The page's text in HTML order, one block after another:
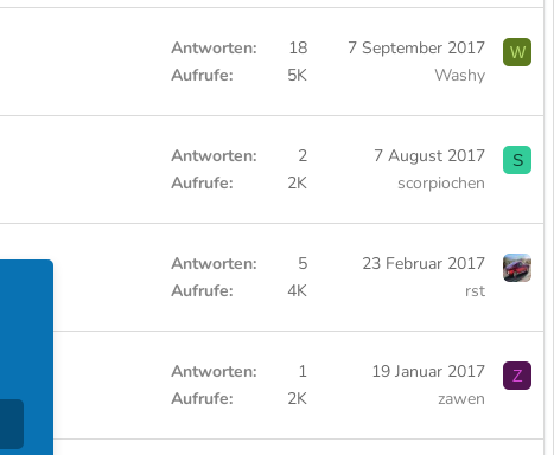
Antworten
18
Aufrufe
5K
7 September 2017
Washy
W
Antworten
2
Aufrufe
2K
7 August 2017
scorpiochen
S
Antworten
5
Aufrufe
4K
23 Februar 2017
rst
Antworten
1
Aufrufe
2K
19 Januar 2017
zawen
Z